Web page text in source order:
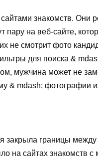
знакомств. Они
на веб-сайте,
не смотрит фото
для поиска &
мужчина может не
& mdash; фотографии
закрыла границы
на сайтах знакомств с